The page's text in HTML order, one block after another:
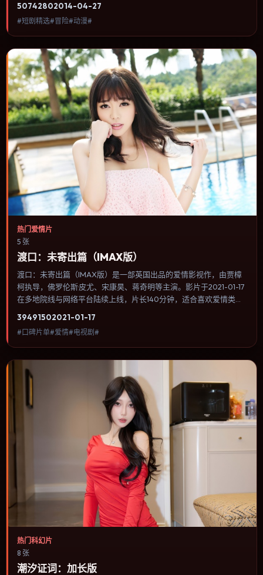
选择与情节推进，节奏与视听语言统一，可作为休闲观影或类型片补
片的选择。
50742802014-04-27
#短剧精选#冒险#动漫#
热门爱情片
5 张
渡口：未寄出篇（IMAX版）
渡口：未寄出篇（IMAX版）是一部英国出品的爱情影视作，由贾樟
柯执导，佛罗伦斯·皮尤、宋康昊、蒋奇明等主演。影片于2021-01-17
在多地院线与网络平台陆续上线，片长140分钟，适合喜欢爱情类
择与情节推进，节奏与视听语言统一，可作为休闲观影或类型片补片
的选择。
39491502021-01-17
#口碑片单#爱情#电视剧#
热门科幻片
8 张
潮汐证词：加长版